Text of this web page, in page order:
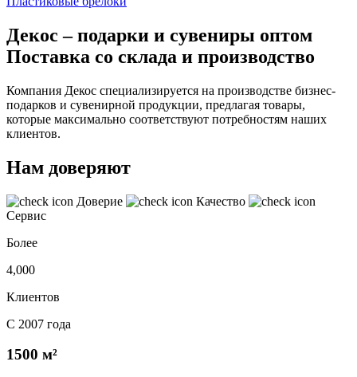
Декос – подарки и сувениры оптом
Поставка со склада и производство
Компания Декос специализируется на производстве бизнес-
подарков и сувенирной продукции, предлагая товары,
которые максимально соответствуют потребностям наших
клиентов.
Нам доверяют
Доверие
Качество
Сервис
Более
4,000
Клиентов
С 2007 года
1500 м²